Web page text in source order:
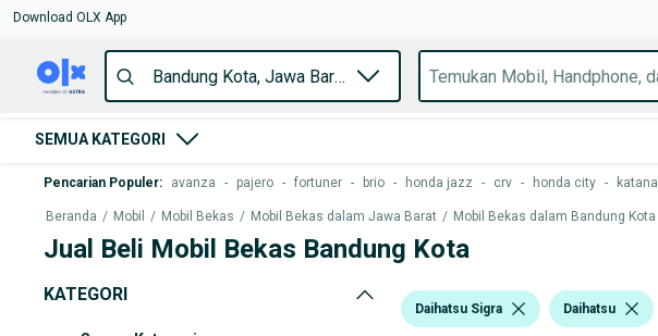
Download OLX App
SEMUA KATEGORI
Pencarian Populer: avanza - pajero - fortuner - brio - honda jazz - crv - honda city - katana
Beranda / Mobil / Mobil Bekas / Mobil Bekas dalam Jawa Barat / Mobil Bekas dalam Bandung Kota
Jual Beli Mobil Bekas Bandung Kota
KATEGORI
Daihatsu Sigra Daihatsu